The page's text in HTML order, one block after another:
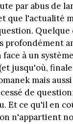
par abus de
que l'actualité
Quelque
profondément
à un
jusqu'où,
mais
de
Et ce qu'il en
n'appartient